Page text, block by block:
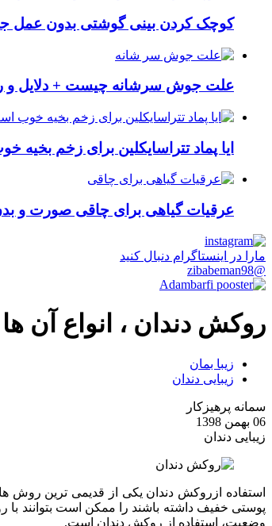
کوچک کردن بینی گوشتی بدون عمل
علت جوش سرشانه چیست + دلایل و
ایا پماد تتراسایکلین برای زخم
عرقیات گیاهی برای چاقی صورت و
مارا در اینستاگرام دنبال کنید
@zibabeman98
روکش دندان ، انواع آن
زیبا بمان
زیبایی دندان
سمانه پرهیزکار
06 بهمن 1398
زیبایی دندان
استفاده ازروکش دندان یکی از قدیمی ترین روش
پوستی خفیف داشته باشند را ممکن است بتوانند با
وضعیت، استفاده از روکش دندان است.